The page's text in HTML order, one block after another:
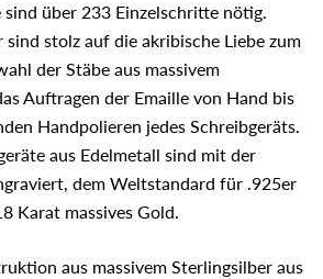
sind über 233 Einzelschritte nötig.
stolz auf die akribische Liebe zum
der Stäbe aus massivem
Auftragen der Emaille von Hand bis
Handpolieren jedes Schreibgeräts.
aus Edelmetall sind mit der
dem Weltstandard für .925er
Karat massives Gold.
aus massivem Sterlingsilber aus